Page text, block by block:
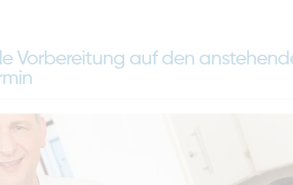
Vorbereitung auf den